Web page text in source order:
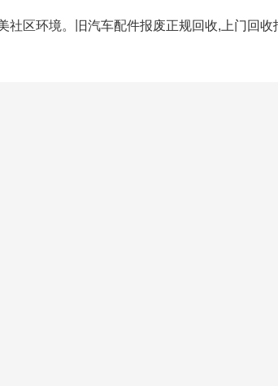
区环境。旧汽车配件报废正规回收,上门回收